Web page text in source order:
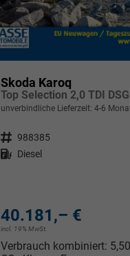
Skoda Karoq
unverbindliche Lieferzeit: 4-6
Fahrzeugnr. 988385
Kraftstoff Diesel
40.181,– €
incl. 19% MwSt.
Verbrauch kombiniert: